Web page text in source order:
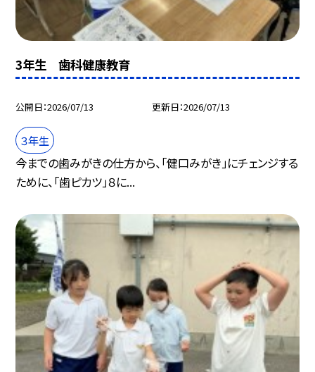
3年生 歯科健康教育
公開日 2026/07/13 更新日 2026/07/13
３年生
今までの歯みがきの仕方から、「健口みがき」にチェンジする
ために、「歯ピカツ」８に...